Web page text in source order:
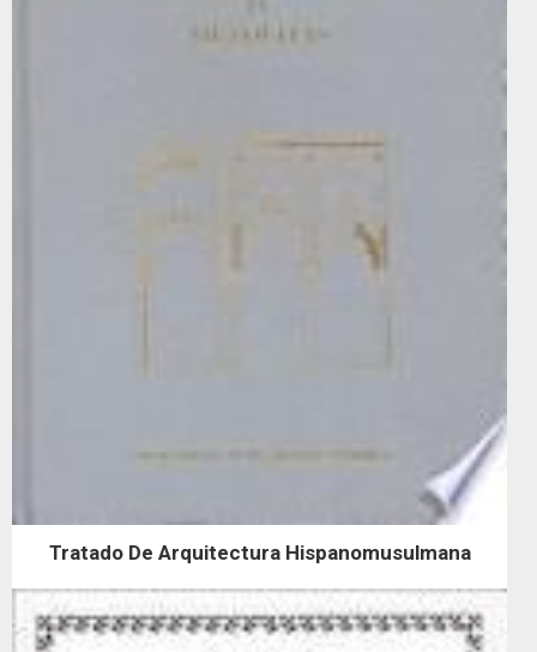
Tratado De Arquitectura Hispanomusulmana